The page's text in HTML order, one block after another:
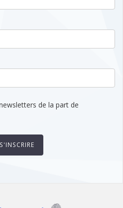
de la part de
S'INSCRIRE